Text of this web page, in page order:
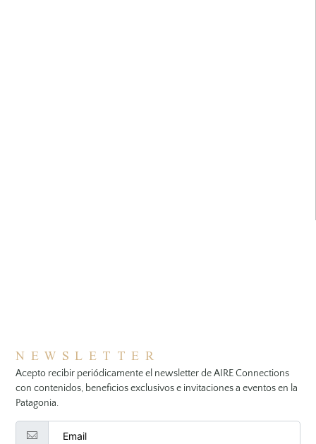
NEWSLETTER
Acepto recibir periódicamente el newsletter de AIRE Connections
con contenidos, beneficios exclusivos e invitaciones a eventos en la
Patagonia.